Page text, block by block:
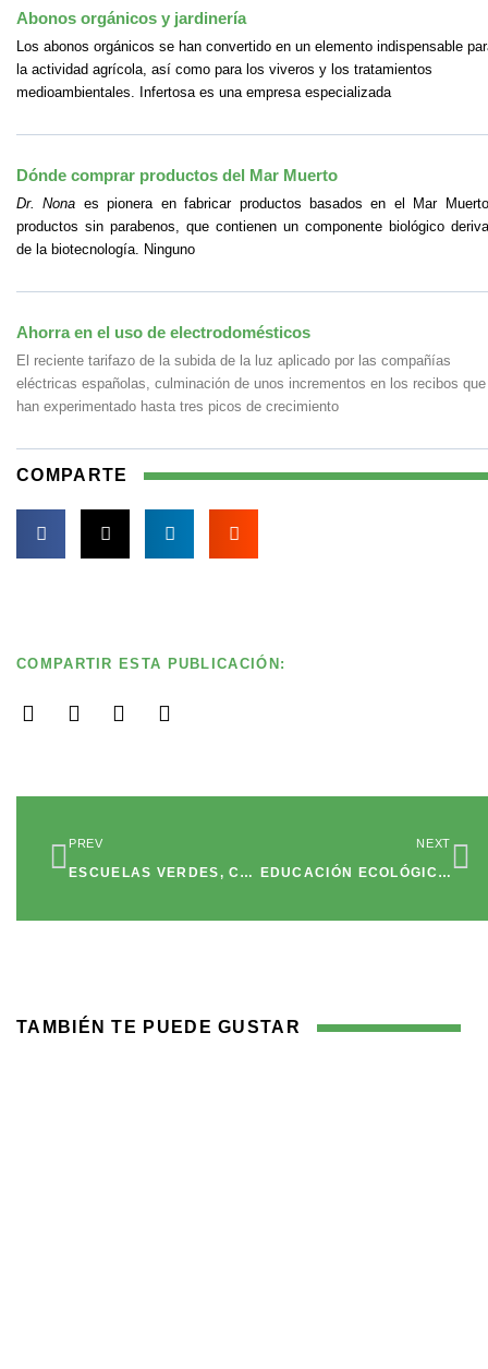
Abonos orgánicos y jardinería
Los abonos orgánicos se han convertido en un elemento indispensable
la actividad agrícola, así como para los viveros y los tratamientos
medioambientales. Infertosa es una empresa especializada
Dónde comprar productos del Mar Muerto
Dr. Nona es pionera en fabricar productos basados en el Mar
productos sin parabenos, que contienen un componente biológico
de la biotecnología. Ninguno
Ahorra en el uso de electrodomésticos
El reciente tarifazo de la subida de la luz aplicado por las compañías
eléctricas españolas, culminación de unos incrementos en los recibos que
han experimentado hasta tres picos de crecimiento
COMPARTE
COMPARTIR ESTA PUBLICACIÓN:
PREV
ESCUELAS VERDES, CONCIENCIANDO DESDE LA INFANCIA
NEXT
EDUCACIÓN ECOLÓGICA PARA TUS HIJOS
TAMBIÉN TE PUEDE GUSTAR